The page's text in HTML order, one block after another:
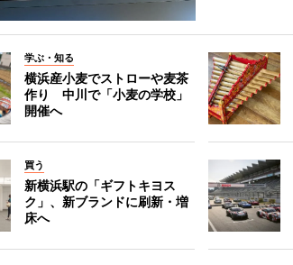
学ぶ・知る
横浜産小麦でストローや麦茶
作り 中川で「小麦の学校」
開催へ
買う
新横浜駅の「ギフトキヨス
ク」、新ブランドに刷新・増
床へ